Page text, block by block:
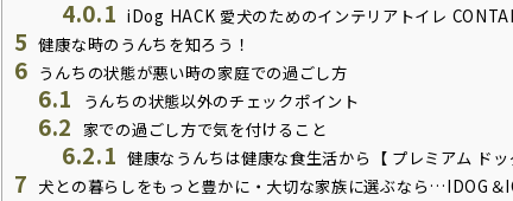
4.0.1 iDog HACK 愛犬のためのインテリアトイレ
5 健康な時のうんちを知ろう！
6 うんちの状態が悪い時の家庭での過ごし方
6.1 うんちの状態以外のチェックポイント
6.2 家での過ごし方で気を付けること
6.2.1 健康なうんちは健康な食生活から【 プレミアム ド
7 犬との暮らしをもっと豊かに・大切な家族に選ぶなら…IDOG＆